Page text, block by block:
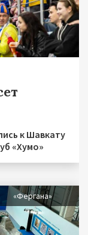
к Шавкату
«Хумо»
«Фергана»